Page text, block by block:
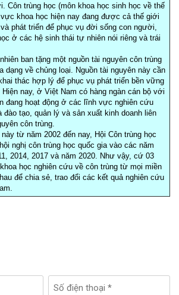
Côn trùng học (môn khoa học sinh học về thế
khoa học hiện nay đang được cả thế giới
phát triển để phục vụ đời sống con người,
ở các hệ sinh thái tự nhiên nói riêng và trái
ban tặng một nguồn tài nguyên côn trùng
dạng về chủng loại. Nguồn tài nguyên này cần
thác hợp lý để phục vụ phát triển bền vững
nay, ở Việt Nam có hàng ngàn cán bộ với
đang hoạt động ở các lĩnh vực nghiên cứu
đào tạo, quản lý và sản xuất kinh doanh liên
côn trùng.
từ năm 2002 đến nay, Hội Côn trùng học
nghị côn trùng học quốc gia vào các năm
2014, 2017 và năm 2020. Như vậy, cứ 03
học nghiên cứu về côn trùng từ mọi miền
để chia sẻ, trao đổi các kết quả nghiên cứu